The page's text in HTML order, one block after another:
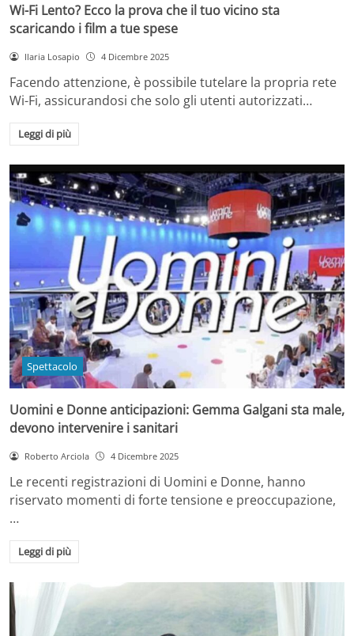
Wi-Fi Lento? Ecco la prova che il tuo vicino sta
scaricando i film a tue spese
Ilaria Losapio 4 Dicembre 2025
Facendo attenzione, è possibile tutelare la propria rete
Wi-Fi, assicurandosi che solo gli utenti autorizzati…
Leggi di più
Spettacolo
Uomini e Donne anticipazioni: Gemma Galgani sta male,
devono intervenire i sanitari
Roberto Arciola 4 Dicembre 2025
Le recenti registrazioni di Uomini e Donne, hanno
riservato momenti di forte tensione e preoccupazione,
…
Leggi di più